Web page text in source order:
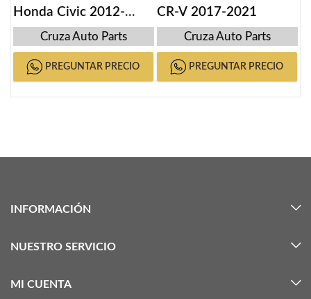
Honda Civic 2012-
2015Cruza Auto Parts
PREGUNTAR PRECIO
CR-V 2017-2021
Cruza Auto Parts
PREGUNTAR PRECIO
INFORMACIÓN
NUESTRO SERVICIO
MI CUENTA